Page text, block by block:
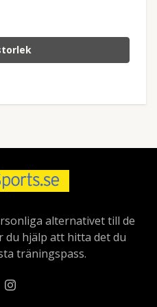
alternativet till de
du hjälp att hitta det du
träningspass.